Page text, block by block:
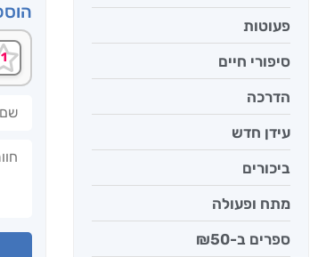
פעוטות
סיפורי חיים
הדרכה
עידן חדש
ביכורים
מתח ופעולה
ספרים ב-₪50